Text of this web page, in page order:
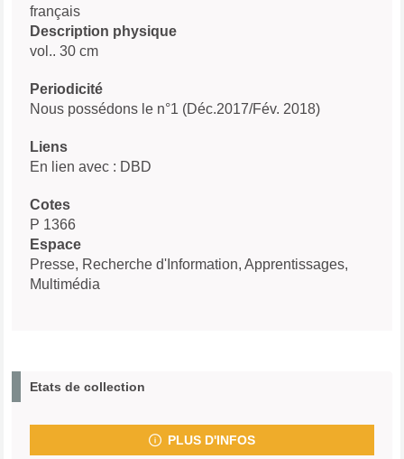
français
Description physique
vol.. 30 cm
Periodicité
Nous possédons le n°1 (Déc.2017/Fév. 2018)
Liens
En lien avec : DBD
Cotes
P 1366
Espace
Presse, Recherche d'Information, Apprentissages,
Multimédia
Etats de collection
PLUS D'INFOS